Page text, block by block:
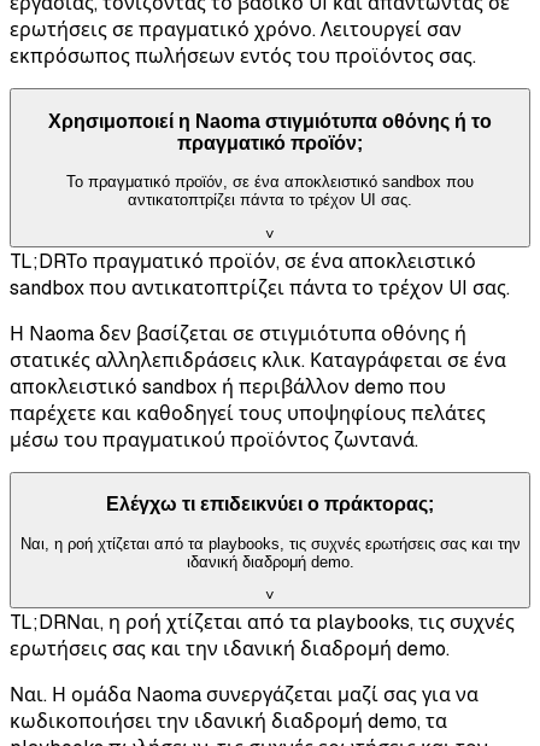
ερωτήσεις σε πραγματικό χρόνο. Λειτουργεί σαν
εκπρόσωπος πωλήσεων εντός του προϊόντος σας.
Χρησιμοποιεί η Naoma στιγμιότυπα οθόνης ή το
πραγματικό προϊόν;
Το πραγματικό προϊόν, σε ένα αποκλειστικό sandbox που
αντικατοπτρίζει πάντα το τρέχον UI σας.
˅
TL;DRΤο πραγματικό προϊόν, σε ένα αποκλειστικό
sandbox που αντικατοπτρίζει πάντα το τρέχον UI σας.
Η Naoma δεν βασίζεται σε στιγμιότυπα οθόνης ή
στατικές αλληλεπιδράσεις κλικ. Καταγράφεται σε ένα
αποκλειστικό sandbox ή περιβάλλον demo που
παρέχετε και καθοδηγεί τους υποψηφίους πελάτες
μέσω του πραγματικού προϊόντος ζωντανά.
Ελέγχω τι επιδεικνύει ο πράκτορας;
Ναι, η ροή χτίζεται από τα playbooks, τις συχνές ερωτήσεις σας και την
ιδανική διαδρομή demo.
˅
TL;DRΝαι, η ροή χτίζεται από τα playbooks, τις συχνές
ερωτήσεις σας και την ιδανική διαδρομή demo.
Ναι. Η ομάδα Naoma συνεργάζεται μαζί σας για να
κωδικοποιήσει την ιδανική διαδρομή demo, τα